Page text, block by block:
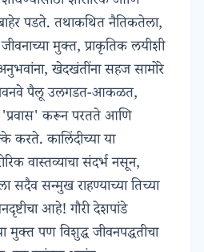
पडते. तथाकथित नैतिकतेला,
मुक्त, प्राकृतिक लयीशी
खेदखंतींना सहज सामोरे
नवनवे पैलू उलगडत-आकळत,
'प्रवास' करून परतते आणि
कालिंदीच्या या
वास्तव्याचा संदर्भ नसून,
सदैव सन्मुख राहण्याच्या तिच्या
आहे! गौरी देशपांडे
मुक्त पण विशुद्ध जीवनपद्धतीचा